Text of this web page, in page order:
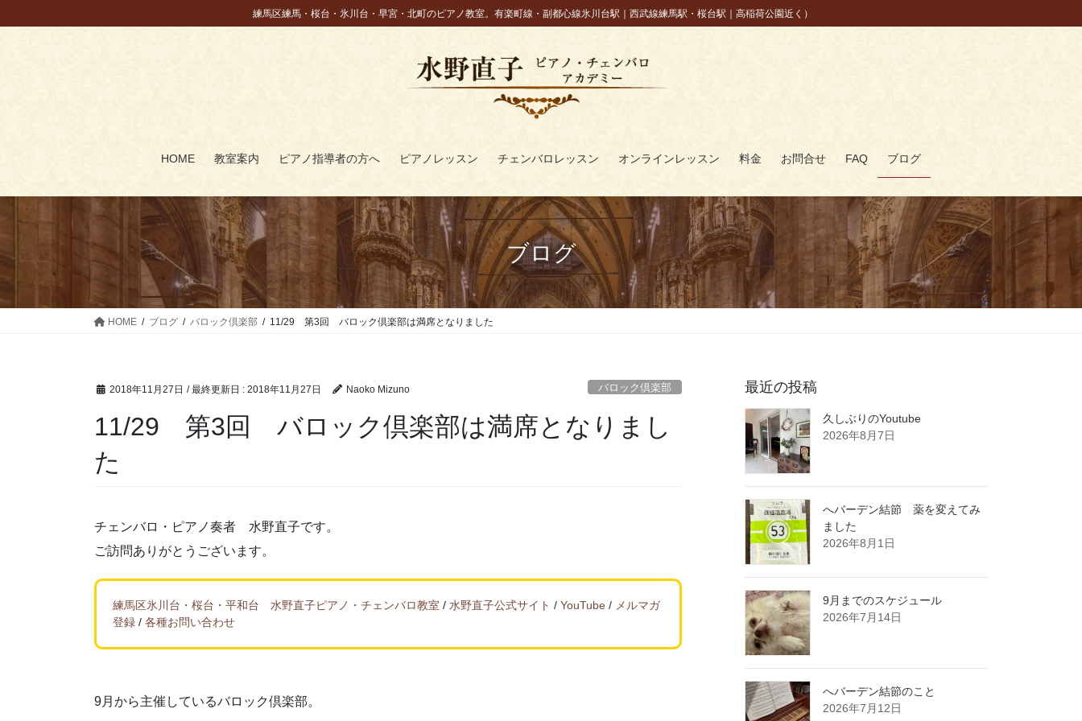
ン
ビ
練馬区練馬・桜台・氷川台・早宮・北町のピアノ教室。有楽町線・副都心線氷川台駅｜西武線練馬駅・桜台駅｜高稲荷公園近く）
HOME 教室案内 ピアノ指導者の方へ ピアノレッスン チェンバロレッスン オンラインレッスン 料金 お問合せ FAQ ブログ
ブログ
HOME ブログ バロック倶楽部 11/29 第3回 バロック倶楽部は満席となりました
2018年11月27日 / 最終更新日 : 2018年11月27日 Naoko Mizuno バロック倶楽部
11/29 第3回 バロック倶楽部は満席となりまし
た
チェンバロ・ピアノ奏者 水野直子です。
ご訪問ありがとうございます。
練馬区氷川台・桜台・平和台 水野直子ピアノ・チェンバロ教室 / 水野直子公式サイト / YouTube / メルマガ
登録 / 各種お問い合わせ
9月から主催しているバロック倶楽部。
最近の投稿
久しぶりのYoutube
2026年8月7日
へバーデン結節 薬を変えてみ
ました
2026年8月1日
9月までのスケジュール
2026年7月14日
へバーデン結節のこと
2026年7月12日